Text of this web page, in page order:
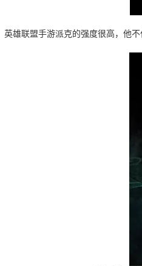
英雄联盟手游派克的强度很高，他